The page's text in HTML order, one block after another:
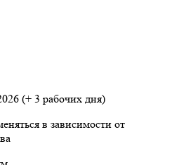
(+ 3 рабочих дня)
в зависимости от